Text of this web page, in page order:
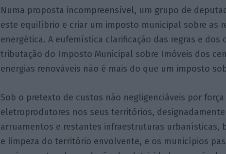
Numa proposta incompreensível, um grupo de
este equilíbrio e criar um imposto municipal sobre as
energética. A eufemística clarificação das regras e dos
tributação do Imposto Municipal sobre Imóveis dos
energias renováveis não é mais do que um imposto
Sob o pretexto de custos não negligenciáveis por
eletroprodutores nos seus territórios,
arruamentos e restantes infraestruturas urbanísticas,
e limpeza do território envolvente, e os municípios